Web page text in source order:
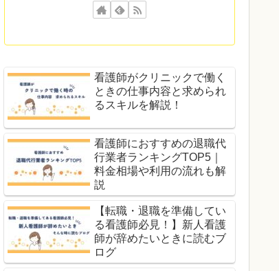
看護師がクリニックで働く
ときの仕事内容と求められ
るスキルを解説！
看護師におすすめの退職代
行業者ランキングTOP5｜
料金相場や利用の流れも解
説
【転職・退職を準備してい
る看護師必見！】新人看護
師が辞めたいときに読むブ
ログ